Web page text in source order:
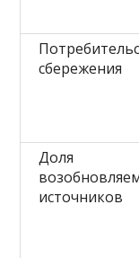
сбережения
Доля
источников